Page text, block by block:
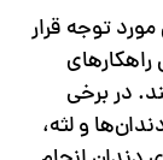
مورد توجه قرار
در برخی
و لثه،